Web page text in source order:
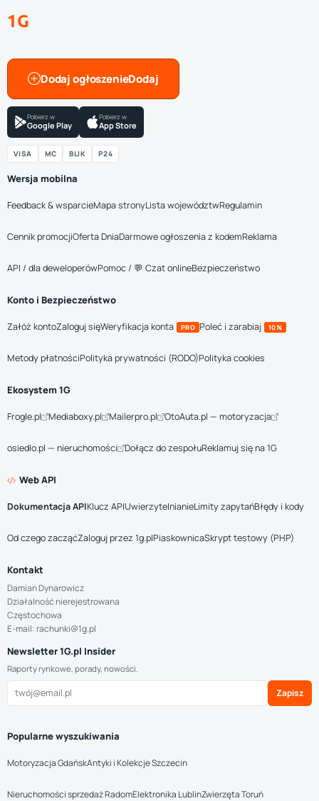
1G
Dodaj ogłoszenie
Pobierz w
Google Play
Pobierz w
App Store
VISA MC BLIK P24
Wersja mobilna
Feedback & wsparcieMapa stronyLista województwRegulamin
Cennik promocjiOferta DniaDarmowe ogłoszenia z kodemReklama
API / dla deweloperówPomoc / 💬 Czat onlineBezpieczeństwo
Konto i Bezpieczeństwo
Załóż kontoZaloguj sięWeryfikacja konta PRO Poleć i zarabiaj 10%
Metody płatnościPolityka prywatności (RODO)Polityka cookies
Ekosystem 1G
Frogle.pl Mediaboxy.pl Mailerpro.pl OtoAuta.pl — motoryzacja
osiedlo.pl — nieruchomości Dołącz do zespołuReklamuj się na 1G
Web API
Dokumentacja APIKlucz APIUwierzytelnianieLimity zapytańBłędy i kody
Od czego zacząćZaloguj przez 1g.plPiaskownicaSkrypt testowy (PHP)
Kontakt
Damian Dynarowicz
Działalność nierejestrowana
Częstochowa
E-mail: rachunki@1g.pl
Newsletter 1G.pl Insider
Raporty rynkowe, porady, nowości.
Zapisz
Popularne wyszukiwania
Motoryzacja GdańskAntyki i Kolekcje Szczecin
Nieruchomości sprzedaż RadomElektronika LublinZwierzęta Toruń